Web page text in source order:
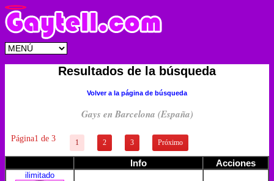
Resultados de la búsqueda
Volver a la página de búsqueda
Gays en Barcelona (España)
Página1 de 3 1 2 3 Próximo
Info Acciones
ilimitado